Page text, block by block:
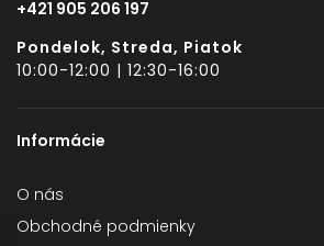
+421 905 206 197
Pondelok, Streda, Piatok
10:00-12:00 | 12:30-16:00
Informácie
O nás
Obchodné podmienky